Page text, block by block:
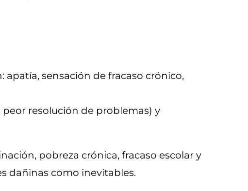
sensación de fracaso crónico,
resolución de problemas) y
pobreza crónica, fracaso escolar y
dañinas como inevitables.